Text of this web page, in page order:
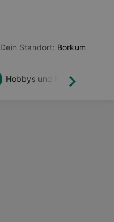
Dein Standort: Borkum
Weiter
Hobbys und Freizeit